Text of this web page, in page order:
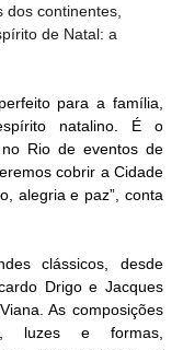
continentes,
de Natal: a
para a família,
natalino. É o
Rio de eventos de
cobrir a Cidade
alegria e paz”, conta
clássicos, desde
Drigo e Jacques
As composições
luzes e formas,